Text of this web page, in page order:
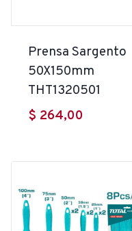
Prensa Sargento
50X150mm
THT1320501
$ 264,00